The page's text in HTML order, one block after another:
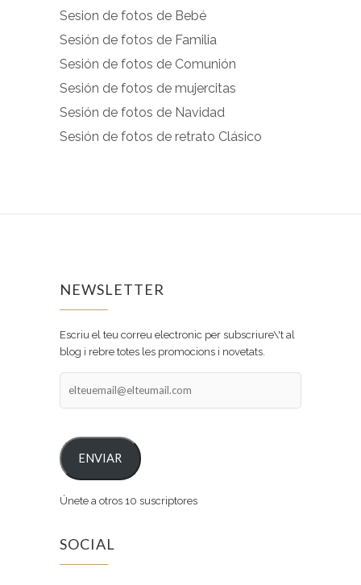
Sesion de fotos de Bebé
Sesión de fotos de Familia
Sesión de fotos de Comunión
Sesión de fotos de mujercitas
Sesión de fotos de Navidad
Sesión de fotos de retrato Clásico
NEWSLETTER
Escriu el teu correu electronic per subscriure\'t al
blog i rebre totes les promocions i novetats.
ENVIAR
Únete a otros 10 suscriptores
SOCIAL